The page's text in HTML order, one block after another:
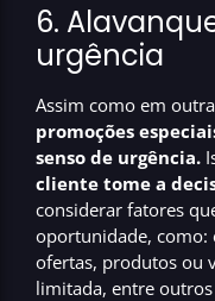
6.
urgência
Assim como em
promoções
senso de urgência.
cliente tome a
considerar fatores
oportunidade, como:
ofertas, produtos ou
limitada, entre